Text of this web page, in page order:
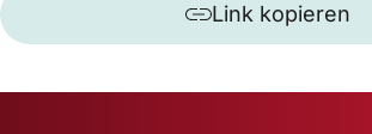
Link kopieren